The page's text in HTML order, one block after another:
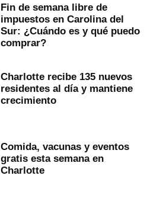
Fin de semana libre de
impuestos en Carolina del
Sur: ¿Cuándo es y qué puedo
comprar?
Charlotte recibe 135 nuevos
residentes al día y mantiene
crecimiento
Comida, vacunas y eventos
gratis esta semana en
Charlotte